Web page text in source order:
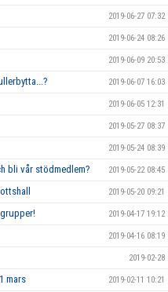
2019-06-27 07:32
2019-06-24 08:26
2019-06-09 20:53
2019-06-07 16:03
2019-06-05 12:31
2019-05-27 08:37
2019-05-24 08:39
bli vår stödmedlem? 2019-05-22 08:45
2019-05-20 09:21
2019-04-17 19:12
2019-04-16 08:19
2019-02-28
mars 2019-02-11 10:21